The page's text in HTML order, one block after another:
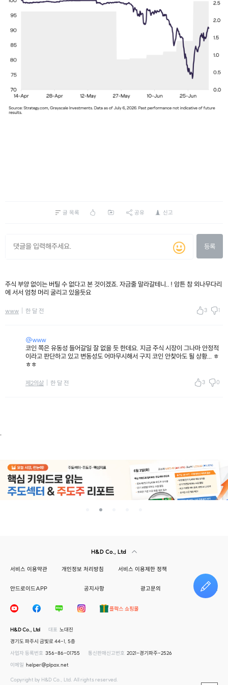
글 목록 공유 신고
등록
주식 부양 없이는 버틸 수 없다고 본 것이겠죠. 자금줄 말라갈테니.. ! 암튼 참 외나무다리
에 서서 엄청 머리 굴리고 있을듯요
www 한 달 전 3 1
@www
코인 쪽은 유동성 들어갈일 잘 없을 듯 한데요. 지금 주식 시장이 그나마 안정적
이라고 판단하고 있고 변동성도 어마무시해서 구지 코인 안찾아도 될 상황... ㅎ
ㅎㅎ
제2의삶 한 달 전 3 0
.
H&D Co., Ltd
서비스 이용약관 개인정보 처리방침 서비스 이용제한 정책
안드로이드APP 공지사항 광고문의 건의하기
H&D Co., Ltd 대표 노대진
경기도 파주시 금빛로 44-1, 5층
사업자 등록번호 356-86-01755 통신판매신고번호 2021-경기파주-2526
이메일 helper@plpax.net
Copyright by H&D Co., Ltd. All rights reserved.